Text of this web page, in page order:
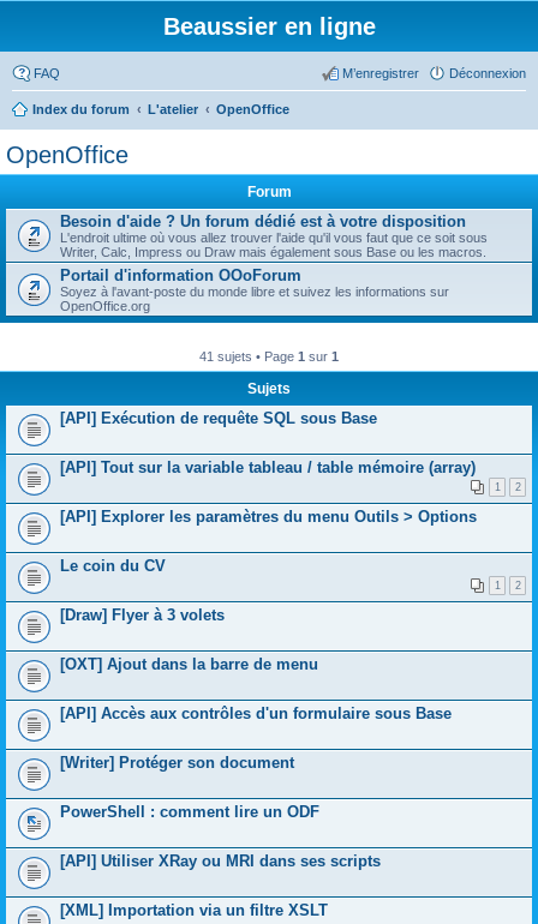
Beaussier en ligne
FAQ Déconnexion
M’enregistrer
Index du forum L'atelier OpenOffice
OpenOffice
Forum
Besoin d'aide ? Un forum dédié est à votre disposition
L'endroit ultime où vous allez trouver l'aide qu'il vous faut que ce soit sous
Writer, Calc, Impress ou Draw mais également sous Base ou les macros.
Portail d'information OOoForum
Soyez à l'avant-poste du monde libre et suivez les informations sur
OpenOffice.org
41 sujets • Page 1 sur 1
Sujets
[API] Exécution de requête SQL sous Base
[API] Tout sur la variable tableau / table mémoire (array)
1 2
[API] Explorer les paramètres du menu Outils > Options
Le coin du CV
1 2
[Draw] Flyer à 3 volets
[OXT] Ajout dans la barre de menu
[API] Accès aux contrôles d'un formulaire sous Base
[Writer] Protéger son document
PowerShell : comment lire un ODF
[API] Utiliser XRay ou MRI dans ses scripts
[XML] Importation via un filtre XSLT